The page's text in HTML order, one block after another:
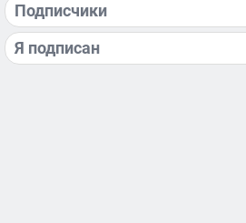
Подписчики
Я подписан